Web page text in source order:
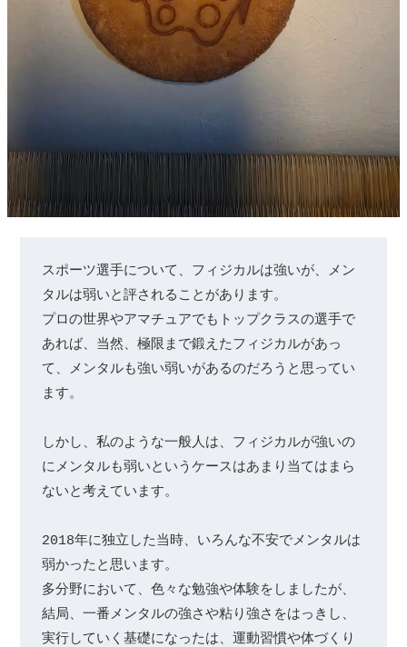
スポーツ選手について、フィジカルは強いが、メン
タルは弱いと評されることがあります。
プロの世界やアマチュアでもトップクラスの選手で
あれば、当然、極限まで鍛えたフィジカルがあっ
て、メンタルも強い弱いがあるのだろうと思ってい
ます。
しかし、私のような一般人は、フィジカルが強いの
にメンタルも弱いというケースはあまり当てはまら
ないと考えています。
2018年に独立した当時、いろんな不安でメンタルは
弱かったと思います。
多分野において、色々な勉強や体験をしましたが、
結局、一番メンタルの強さや粘り強さをはっきし、
実行していく基礎になったは、運動習慣や体づくり